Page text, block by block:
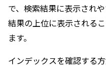
で、検索結果に表示され
結果の上位に表示される
ます。
インデックスを確認する